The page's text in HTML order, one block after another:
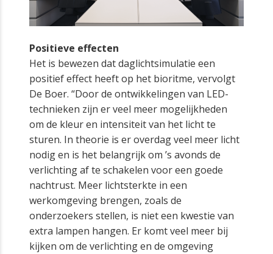
Positieve effecten
Het is bewezen dat daglichtsimulatie een
positief effect heeft op het bioritme, vervolgt
De Boer. “Door de ontwikkelingen van LED-
technieken zijn er veel meer mogelijkheden
om de kleur en intensiteit van het licht te
sturen. In theorie is er overdag veel meer licht
nodig en is het belangrijk om ’s avonds de
verlichting af te schakelen voor een goede
nachtrust. Meer lichtsterkte in een
werkomgeving brengen, zoals de
onderzoekers stellen, is niet een kwestie van
extra lampen hangen. Er komt veel meer bij
kijken om de verlichting en de omgeving